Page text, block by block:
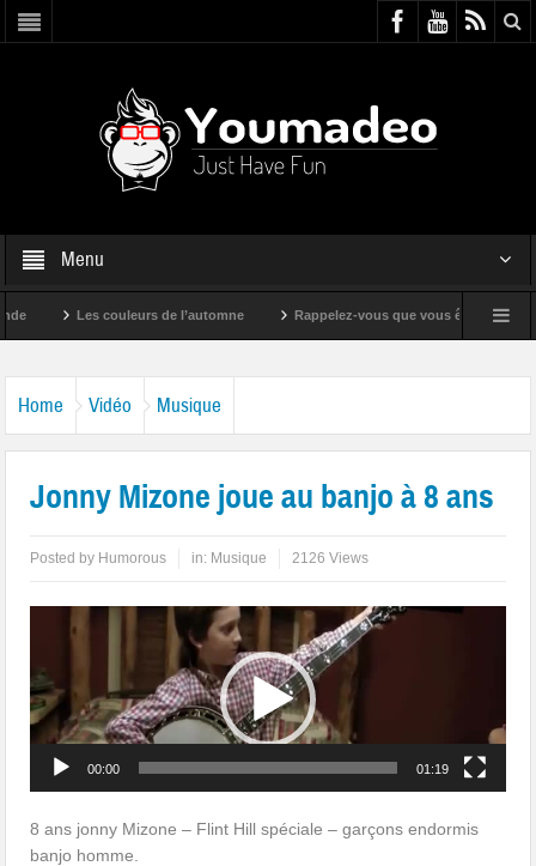
Menu
Les couleurs de l’automne Rappelez-vous que vous êtes super !
Home Vidéo Musique
Jonny Mizone joue au banjo à 8 ans
Posted by Humorous in: Musique 2126 Views
00:00 01:19
8 ans jonny Mizone – Flint Hill spéciale – garçons endormis
banjo homme.